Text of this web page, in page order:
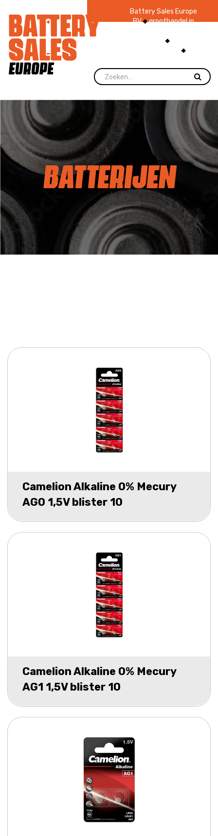
Battery Sales Europe
BV groothandel in
zaklampen Ruim 48
jaar ervaring
voorraad.
BATTERIJEN
Camelion Alkaline 0% Mecury
AG0 1,5V blister 10
Camelion Alkaline 0% Mecury
AG1 1,5V blister 10